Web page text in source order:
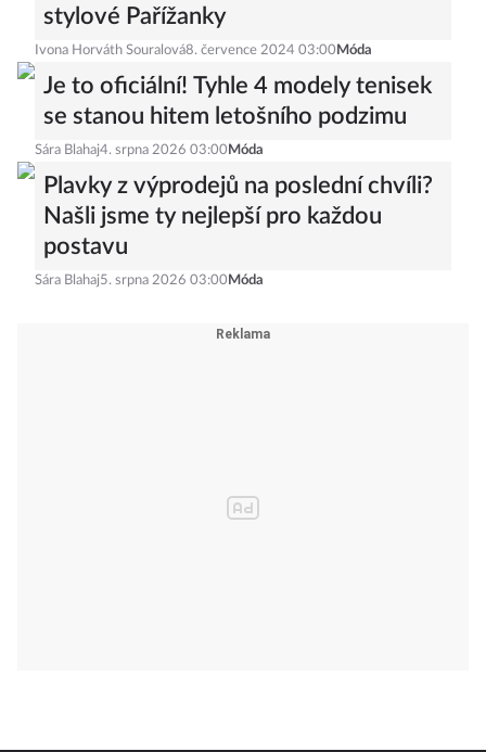
stylové Pařížanky
Ivona Horváth Souralová8. července 2024 03:00 Móda
Je to oficiální! Tyhle 4 modely tenisek
se stanou hitem letošního podzimu
Sára Blahaj4. srpna 2026 03:00 Móda
Plavky z výprodejů na poslední chvíli?
Našli jsme ty nejlepší pro každou
postavu
Sára Blahaj5. srpna 2026 03:00 Móda